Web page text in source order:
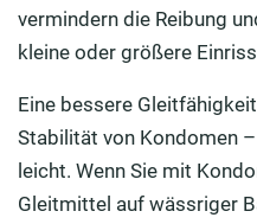
vermindern die Reibung
kleine oder größere
Eine bessere
Stabilität von Kondomen
leicht. Wenn Sie mit
Gleitmittel auf wässriger